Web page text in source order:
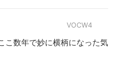
VOCW4
こ数年で妙に横柄になった気